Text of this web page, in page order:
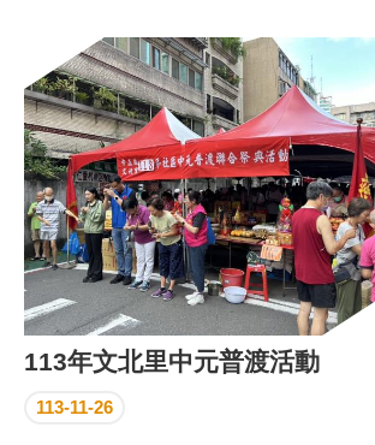
里
界
說
臺
北
市
鄰
長
名
冊
113年文北里中元普渡活動
113-11-26